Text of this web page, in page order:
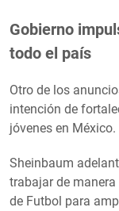
Gobierno
todo el país
Otro de los
intención de
jóvenes en México.
Sheinbaum
trabajar de
de Futbol para